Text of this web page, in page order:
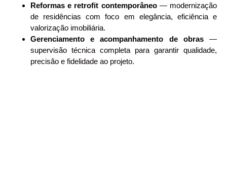
Reformas e retrofit contemporâneo— modernização
de residências com foco em elegância, eficiência e
valorização imobiliária.
Gerenciamento e acompanhamento de obras—
supervisão técnica completa para garantir qualidade,
precisão e fidelidade ao projeto.